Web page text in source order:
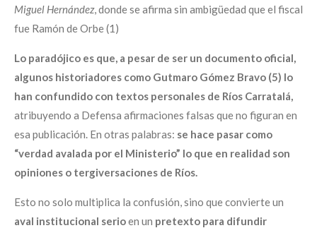
Miguel Hernández, donde se afirma sin ambigüedad que el fiscal
fue Ramón de Orbe (1)
Lo paradójico es que, a pesar de ser un documento oficial,
algunos historiadores como Gutmaro Gómez Bravo (5) lo
han confundido con textos personales de Ríos Carratalá,
atribuyendo a Defensa afirmaciones falsas que no figuran en
esa publicación . En otras palabras: se hace pasar como
“verdad avalada por el Ministerio” lo que en realidad son
opiniones o tergiversaciones de Ríos.
Esto no solo multiplica la confusión, sino que convierte un
aval institucional serioen un pretexto para difundir